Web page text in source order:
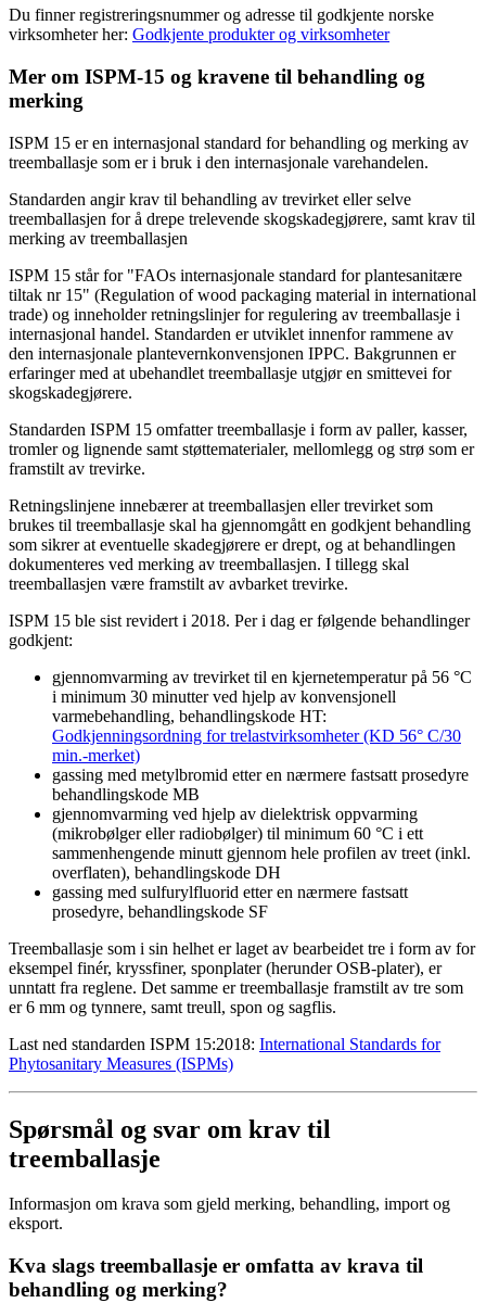
Du finner registreringsnummer og adresse til godkjente norske
virksomheter her: Godkjente produkter og virksomheter
Mer om ISPM-15 og kravene til behandling og
merking
ISPM 15 er en internasjonal standard for behandling og merking av
treemballasje som er i bruk i den internasjonale varehandelen.
Standarden angir krav til behandling av trevirket eller selve
treemballasjen for å drepe trelevende skogskadegjørere, samt krav til
merking av treemballasjen
ISPM 15 står for "FAOs internasjonale standard for plantesanitære
tiltak nr 15" (Regulation of wood packaging material in international
trade) og inneholder retningslinjer for regulering av treemballasje i
internasjonal handel. Standarden er utviklet innenfor rammene av
den internasjonale plantevernkonvensjonen IPPC. Bakgrunnen er
erfaringer med at ubehandlet treemballasje utgjør en smittevei for
skogskadegjørere.
Standarden ISPM 15 omfatter treemballasje i form av paller, kasser,
tromler og lignende samt støttematerialer, mellomlegg og strø som er
framstilt av trevirke.
Retningslinjene innebærer at treemballasjen eller trevirket som
brukes til treemballasje skal ha gjennomgått en godkjent behandling
som sikrer at eventuelle skadegjørere er drept, og at behandlingen
dokumenteres ved merking av treemballasjen. I tillegg skal
treemballasjen være framstilt av avbarket trevirke.
ISPM 15 ble sist revidert i 2018. Per i dag er følgende behandlinger
godkjent:
gjennomvarming av trevirket til en kjernetemperatur på 56 °C
i minimum 30 minutter ved hjelp av konvensjonell
varmebehandling, behandlingskode HT:
Godkjenningsordning for trelastvirksomheter (KD 56° C/30
min.-merket)
gassing med metylbromid etter en nærmere fastsatt prosedyre
behandlingskode MB
gjennomvarming ved hjelp av dielektrisk oppvarming
(mikrobølger eller radiobølger) til minimum 60 °C i ett
sammenhengende minutt gjennom hele profilen av treet (inkl.
overflaten), behandlingskode DH
gassing med sulfurylfluorid etter en nærmere fastsatt
prosedyre, behandlingskode SF
Treemballasje som i sin helhet er laget av bearbeidet tre i form av for
eksempel finér, kryssfiner, sponplater (herunder OSB-plater), er
unntatt fra reglene. Det samme er treemballasje framstilt av tre som
er 6 mm og tynnere, samt treull, spon og sagflis.
Last ned standarden ISPM 15:2018: International Standards for
Phytosanitary Measures (ISPMs)
Spørsmål og svar om krav til
treemballasje
Informasjon om krava som gjeld merking, behandling, import og
eksport.
Kva slags tre­emballasje er omfatta av krava til
behandling og merking?